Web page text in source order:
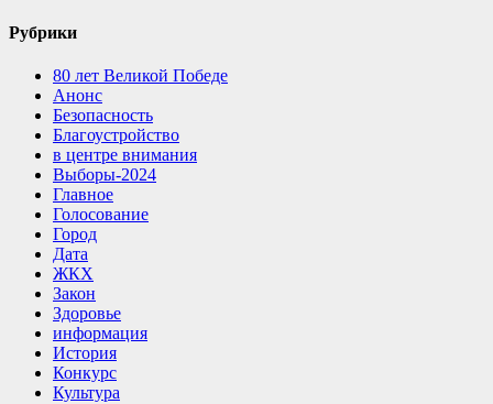
Рубрики
80 лет Великой Победе
Анонс
Безопасность
Благоустройство
в центре внимания
Выборы-2024
Главное
Голосование
Город
Дата
ЖКХ
Закон
Здоровье
информация
История
Конкурс
Культура